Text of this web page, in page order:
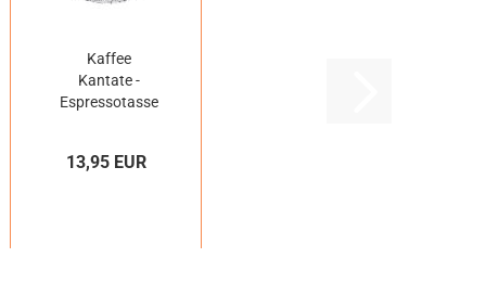
Kaffee
Kantate -
Espressotasse
13,95 EUR